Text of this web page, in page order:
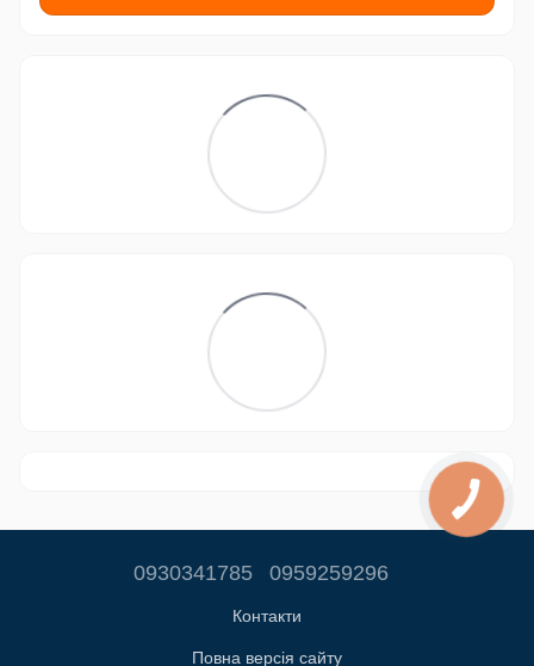
0930341785 0959259296
Контакти
Повна версія сайту